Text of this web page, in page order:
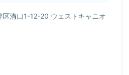
区溝口1-12-20 ウェストキャニオ